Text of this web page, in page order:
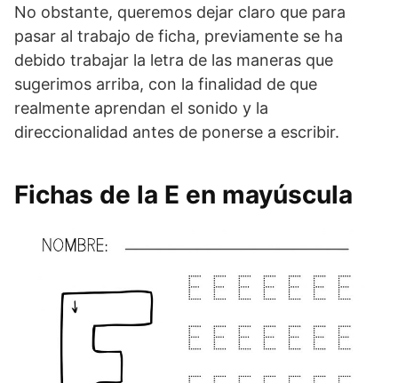
No obstante, queremos dejar claro que para
pasar al trabajo de ficha, previamente se ha
debido trabajar la letra de las maneras que
sugerimos arriba, con la finalidad de que
realmente aprendan el sonido y la
direccionalidad antes de ponerse a escribir.
Fichas de la E en mayúscula